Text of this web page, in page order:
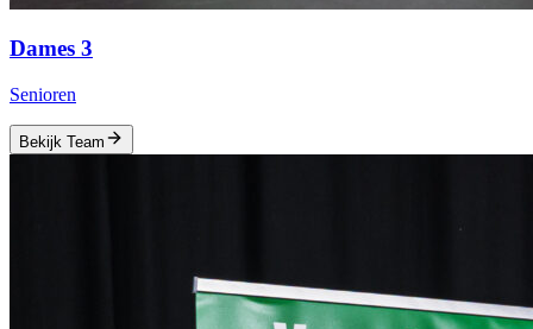
Dames 3
Senioren
Bekijk Team